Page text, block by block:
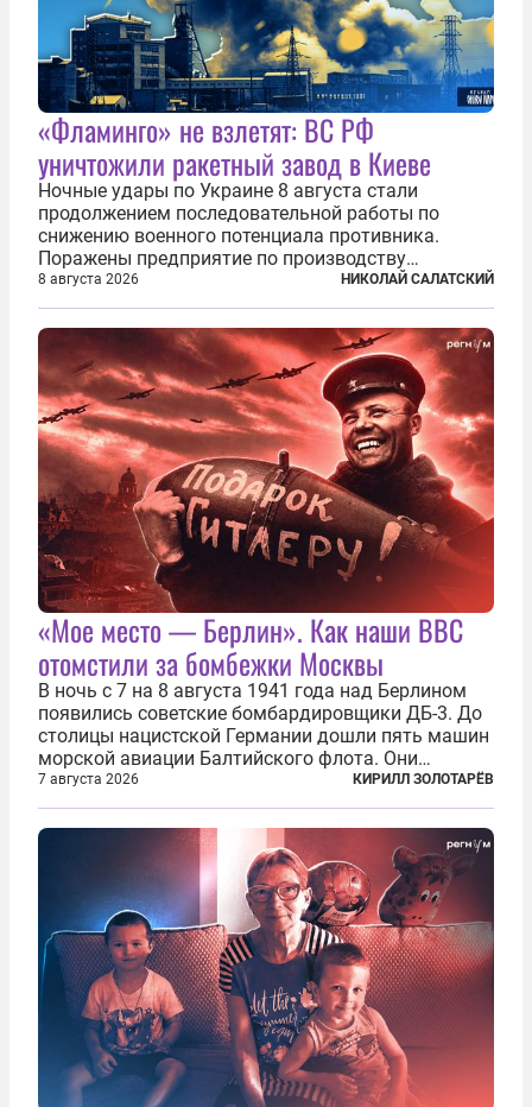
«Фламинго» не взлетят: ВС РФ
уничтожили ракетный завод в Киеве
Ночные удары по Украине 8 августа стали
продолжением последовательной работы по
снижению военного потенциала противника.
Поражены предприятие по производству
крылатых ракет, крупный склад топлива и два
сухогруза с военными грузами. Дополнительно
нанесены удары по объектам в ряде городов. В
Киеве...
8 августа 2026 НИКОЛАЙ САЛАТСКИЙ
«Мое место — Берлин». Как наши ВВС
отомстили за бомбежки Москвы
В ночь с 7 на 8 августа 1941 года над Берлином
появились советские бомбардировщики ДБ-3. До
столицы нацистской Германии дошли пять машин
морской авиации Балтийского флота. Они
сбросили бомбы на город, который в тот момент
жил в полной уверенности, что война идет где-то
далеко на востоке, Красная...
7 августа 2026 КИРИЛЛ ЗОЛОТАРЁВ